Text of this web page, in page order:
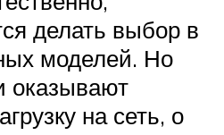
делать выбор в
моделей. Но
оказывают
на сеть, о